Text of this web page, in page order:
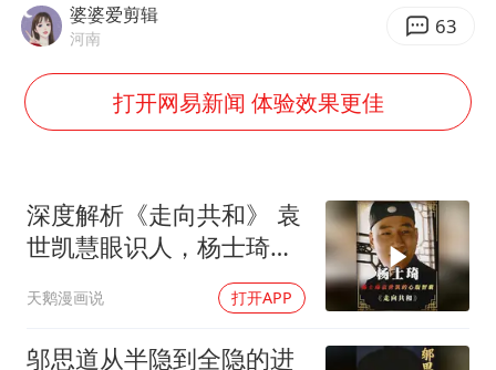
美国退回1000亿美元关税
河南试行周五下午弹性离岗
新华社权威快报|我国编制完成新版全月地质图
中国经济展现强大韧性和活力
婆婆爱剪辑
河南 63
打开网易新闻 体验效果更佳
深度解析《走向共和》 袁
世凯慧眼识人，杨士琦确
天鹅漫画说 打开APP
邬思道从半隐到全隐的进